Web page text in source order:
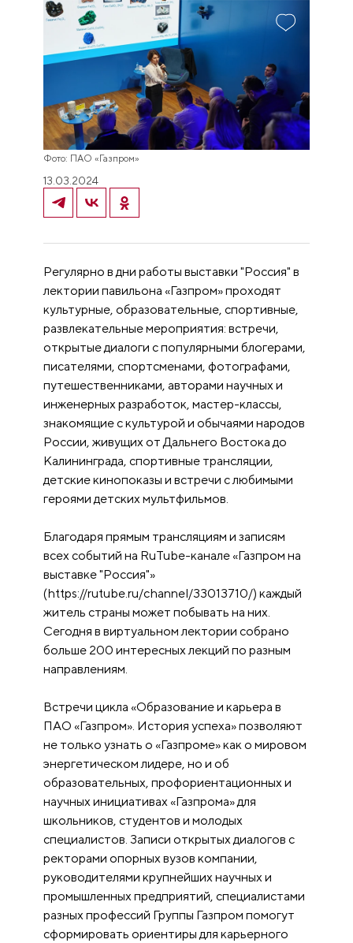
Фото: ПАО «Газпром»
13.03.2024
Регулярно в дни работы выставки "Россия" в
лектории павильона «Газпром» проходят
культурные, образовательные, спортивные,
развлекательные мероприятия: встречи,
открытые диалоги с популярными блогерами,
писателями, спортсменами, фотографами,
путешественниками, авторами научных и
инженерных разработок, мастер-классы,
знакомящие с культурой и обычаями народов
России, живущих от Дальнего Востока до
Калининграда, спортивные трансляции,
детские кинопоказы и встречи с любимыми
героями детских мультфильмов.
Благодаря прямым трансляциям и записям
всех событий на RuTube-канале «Газпром на
выставке "Россия"»
(https://rutube.ru/channel/33013710/) каждый
житель страны может побывать на них.
Сегодня в виртуальном лектории собрано
больше 200 интересных лекций по разным
направлениям.
Встречи цикла «Образование и карьера в
ПАО «Газпром». История успеха» позволяют
не только узнать о «Газпроме» как о мировом
энергетическом лидере, но и об
образовательных, профориентационных и
научных инициативах «Газпрома» для
школьников, студентов и молодых
специалистов. Записи открытых диалогов с
ректорами опорных вузов компании,
руководителями крупнейших научных и
промышленных предприятий, специалистами
разных профессий Группы Газпром помогут
сформировать ориентиры для карьерного